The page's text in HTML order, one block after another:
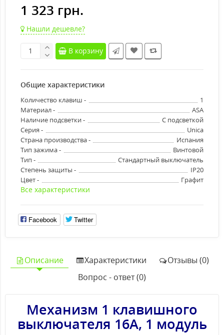
1 323 грн.
Нашли дешевле?
В корзину
Общие характеристики
Количество клавиш -
1
Материал -
ASA
Наличие подсветки -
С подсветкой
Серия -
Unica
Страна производства -
Испания
Тип зажима -
Винтовой
Тип -
Стандартный выключатель
Степень защиты -
IP20
Цвет -
Графит
Все характеристики
Facebook Twitter
Описание Характеристики
Отзывы (0)
Вопрос - ответ (0)
Механизм 1 клавишного
выключателя 16А, 1 модуль